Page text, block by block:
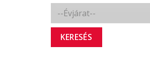
KERESÉS